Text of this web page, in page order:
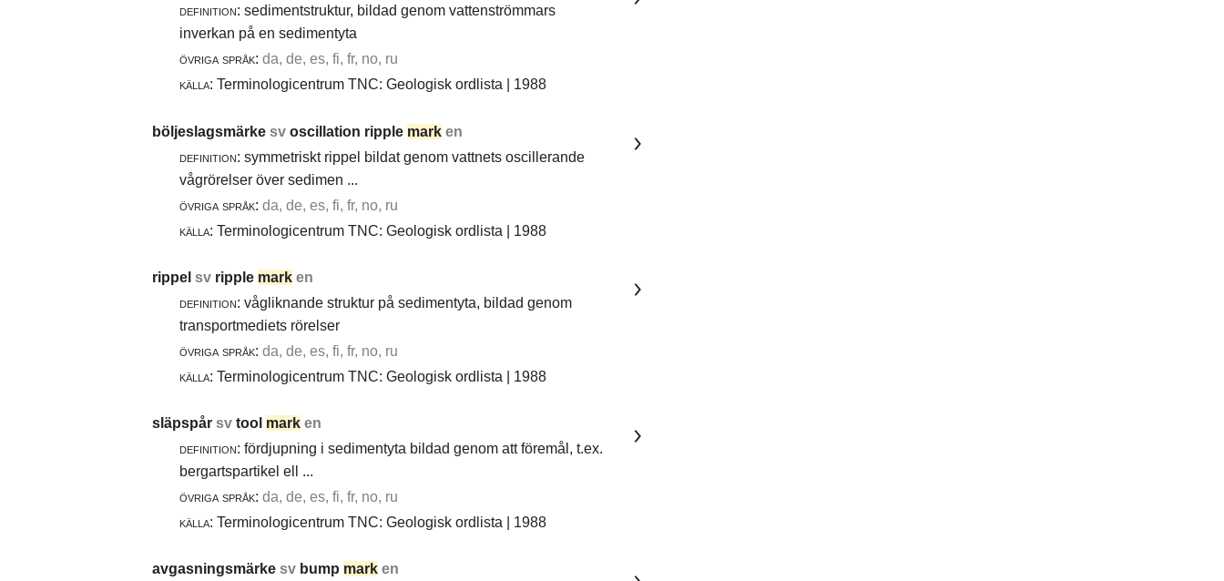
definition: sedimentstruktur, bildad genom vattenströmmars
inverkan på en sedimentyta
övriga språk: da, de, es, fi, fr, no, ru
källa: Terminologicentrum TNC: Geologisk ordlista | 1988
böljeslagsmärke sv oscillation ripple mark en
definition: symmetriskt rippel bildat genom vattnets oscillerande
vågrörelser över sedimen ...
övriga språk: da, de, es, fi, fr, no, ru
källa: Terminologicentrum TNC: Geologisk ordlista | 1988
rippel sv ripple mark en
definition: vågliknande struktur på sedimentyta, bildad genom
transportmediets rörelser
övriga språk: da, de, es, fi, fr, no, ru
källa: Terminologicentrum TNC: Geologisk ordlista | 1988
släpspår sv tool mark en
definition: fördjupning i sedimentyta bildad genom att föremål, t.ex.
bergartspartikel ell ...
övriga språk: da, de, es, fi, fr, no, ru
källa: Terminologicentrum TNC: Geologisk ordlista | 1988
avgasningsmärke sv bump mark en